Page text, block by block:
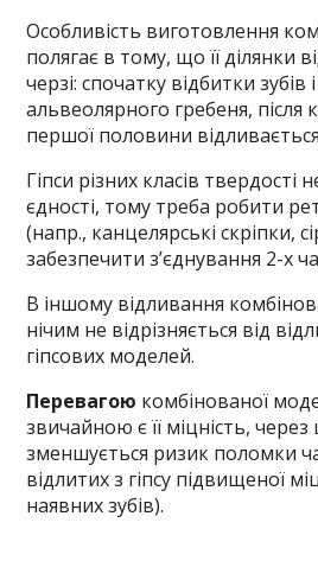
Особливість виготовлення
полягає в тому, що її ділянки
черзі: спочатку відбитки зубів
альвеолярного гребеня, після
першої половини
Гіпси різних класів твердості
єдності, тому треба робити
(напр., канцелярські скріпки,
забезпечити з’єднування 2-х
В іншому відливання
нічим не відрізняється від
гіпсових моделей.
Перевагою комбінованої
звичайною є її міцність,
зменшується ризик поломки
відлитих з гіпсу підвищеної
наявних зубів).